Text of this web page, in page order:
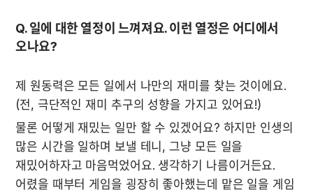
Q. 일에 대한 열정이 느껴져요. 이런 열정은 어디에서
오나요?
제 원동력은 모든 일에서 나만의 재미를 찾는 것이에요.
(전, 극단적인 재미 추구의 성향을 가지고 있어요!)
물론 어떻게 재밌는 일만 할 수 있겠어요? 하지만 인생의
많은 시간을 일하며 보낼 테니, 그냥 모든 일을
재밌어하자고 마음먹었어요. 생각하기 나름이거든요.
어렸을 때부터 게임을 굉장히 좋아했는데 맡은 일을 게임